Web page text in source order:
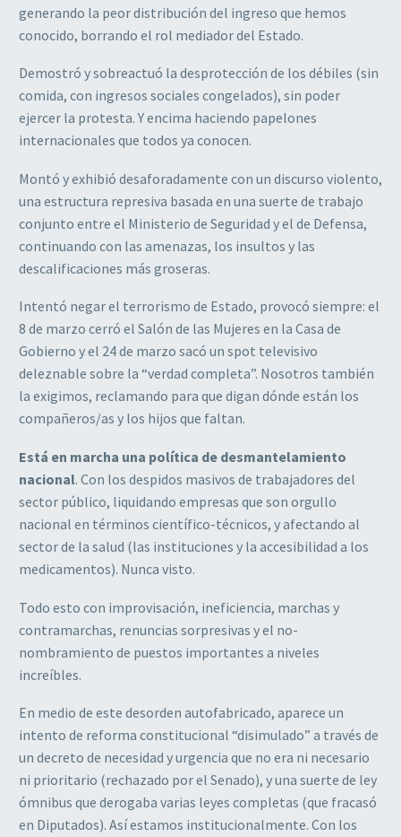
generando la peor distribución del ingreso que hemos
conocido, borrando el rol mediador del Estado.
Demostró y sobreactuó la desprotección de los débiles (sin
comida, con ingresos sociales congelados), sin poder
ejercer la protesta. Y encima haciendo papelones
internacionales que todos ya conocen.
Montó y exhibió desaforadamente con un discurso violento,
una estructura represiva basada en una suerte de trabajo
conjunto entre el Ministerio de Seguridad y el de Defensa,
continuando con las amenazas, los insultos y las
descalificaciones más groseras.
Intentó negar el terrorismo de Estado, provocó siempre: el
8 de marzo cerró el Salón de las Mujeres en la Casa de
Gobierno y el 24 de marzo sacó un spot televisivo
deleznable sobre la “verdad completa”. Nosotros también
la exigimos, reclamando para que digan dónde están los
compañeros/as y los hijos que faltan.
Está en marcha una política de desmantelamiento
nacional. Con los despidos masivos de trabajadores del
sector público, liquidando empresas que son orgullo
nacional en términos científico-técnicos, y afectando al
sector de la salud (las instituciones y la accesibilidad a los
medicamentos). Nunca visto.
Todo esto con improvisación, ineficiencia, marchas y
contramarchas, renuncias sorpresivas y el no-
nombramiento de puestos importantes a niveles
increíbles.
En medio de este desorden autofabricado, aparece un
intento de reforma constitucional “disimulado” a través de
un decreto de necesidad y urgencia que no era ni necesario
ni prioritario (rechazado por el Senado), y una suerte de ley
ómnibus que derogaba varias leyes completas (que fracasó
en Diputados). Así estamos institucionalmente. Con los